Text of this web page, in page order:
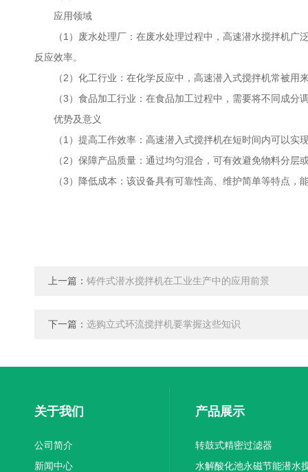
应用领域
（1）废水处理厂：在废水处理过程中，高速潜水搅拌机广泛
反应效率。
（2）化工行业：在化学反应中，高速潜入式搅拌机常被用
（3）食品加工行业：在食品加工过程中，需要将不同成分
优势及意义
（1）提高工作效率：高速潜入式搅拌机在短时间内可以实
（2）保障产品质量：通过均匀混合，可有效避免物料分层
（3）降低成本：该设备具有可靠性高、维护简单等特点，
上一篇： 铸件式潜水搅拌机在工业生产中的应用前景
下一篇： 选购立式环流搅拌机要掌握这些知识
关于我们
公司简介
新闻中心
产品展示
转鼓式精密过滤器
水解酸化池永磁节能潜水